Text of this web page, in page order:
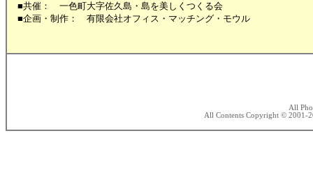
■共催： 一色町大字佐久島・島を美しくつくる会
■企画・制作： 有限会社オフィス・マッチング・モウル
All
All Contents Copyright © 2001-